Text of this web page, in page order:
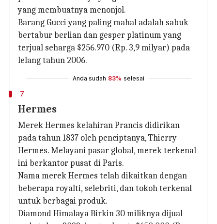
yang membuatnya menonjol.
Barang Gucci yang paling mahal adalah sabuk
bertabur berlian dan gesper platinum yang
terjual seharga $256.970 (Rp. 3,9 milyar) pada
lelang tahun 2006.
Anda sudah 83% selesai
7
Hermes
Merek Hermes kelahiran Prancis didirikan
pada tahun 1837 oleh penciptanya, Thierry
Hermes. Melayani pasar global, merek terkenal
ini berkantor pusat di Paris.
Nama merek Hermes telah dikaitkan dengan
beberapa royalti, selebriti, dan tokoh terkenal
untuk berbagai produk.
Diamond Himalaya Birkin 30 miliknya dijual